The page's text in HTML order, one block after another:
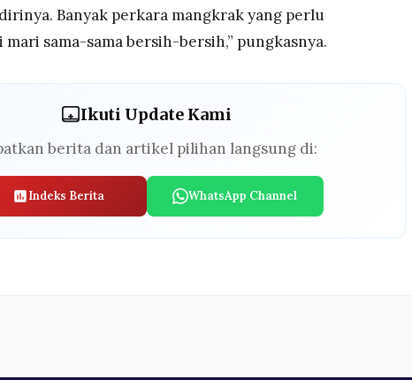
Banyak perkara mangkrak yang perlu
mari sama-sama bersih-bersih,” pungkasnya.
Ikuti Update Kami
berita dan artikel pilihan langsung di:
Indeks Berita WhatsApp Channel